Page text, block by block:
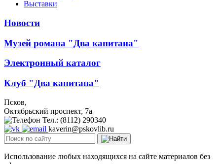
Выставки
Новости
Музей романа "Два капитана"
Электронный каталог
Клуб "Два капитана"
Псков,
Октябрьский проспект, 7a
Тел.: (8112) 290340
kaverin@pskovlib.ru
Использование любых находящихся на сайте материалов без